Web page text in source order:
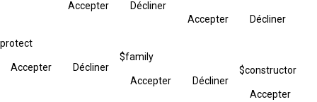
Accepter Décliner
Accepter Décliner
protect
Accepter Décliner
$family
Accepter Décliner
$constructor
Accepter